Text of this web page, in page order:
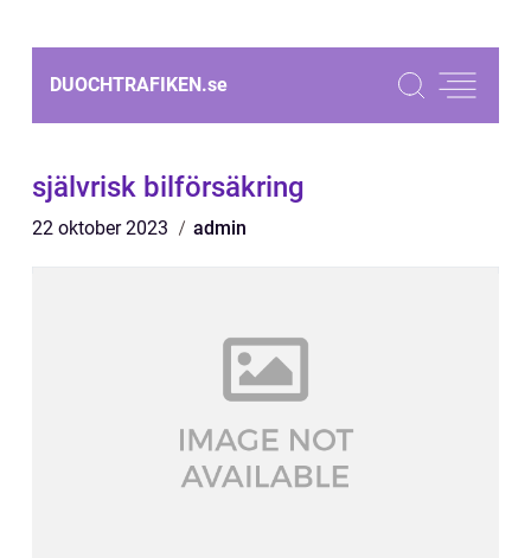
DUOCHTRAFIKEN.se
självrisk bilförsäkring
22 oktober 2023 admin